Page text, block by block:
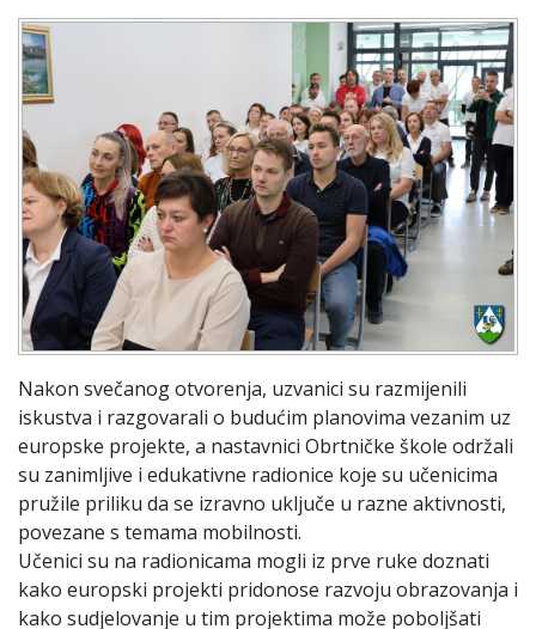
Nakon svečanog otvorenja, uzvanici su razmijenili
iskustva i razgovarali o budućim planovima vezanim uz
europske projekte, a nastavnici Obrtničke škole održali
su zanimljive i edukativne radionice koje su učenicima
pružile priliku da se izravno uključe u razne aktivnosti,
povezane s temama mobilnosti.
Učenici su na radionicama mogli iz prve ruke doznati
kako europski projekti pridonose razvoju obrazovanja i
kako sudjelovanje u tim projektima može poboljšati